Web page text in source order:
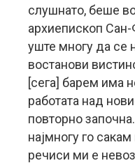
слушнато, беше
архиепископ
уште многу да се
востанови
[сега] барем има
работата над
повторно
најмногу го
речиси ми е